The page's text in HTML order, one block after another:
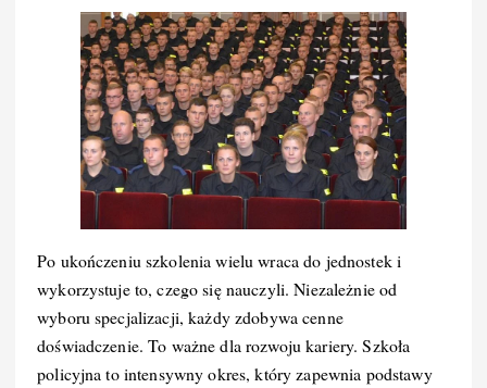
Po ukończeniu szkolenia wielu wraca do jednostek i
wykorzystuje to, czego się nauczyli. Niezależnie od
wyboru specjalizacji, każdy zdobywa cenne
doświadczenie. To ważne dla rozwoju kariery. Szkoła
policyjna to intensywny okres, który zapewnia podstawy